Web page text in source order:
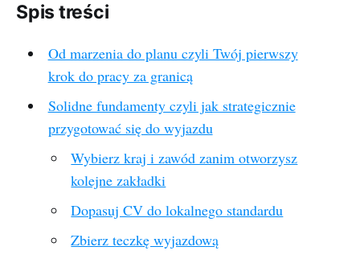
Spis treści
Od marzenia do planu czyli Twój pierwszy
krok do pracy za granicą
Solidne fundamenty czyli jak strategicznie
przygotować się do wyjazdu
Wybierz kraj i zawód zanim otworzysz
kolejne zakładki
Dopasuj CV do lokalnego standardu
Zbierz teczkę wyjazdową